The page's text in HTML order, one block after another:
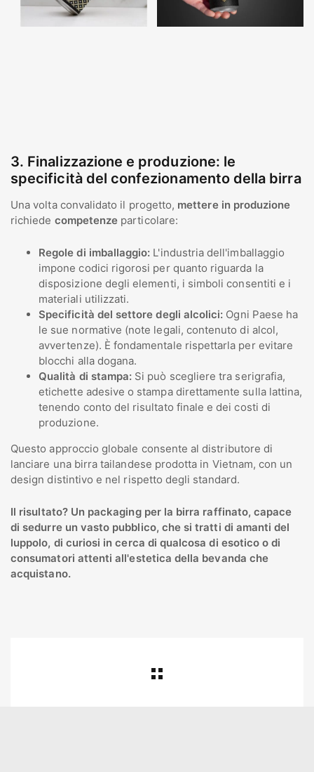
3. Finalizzazione e produzione: le
specificità del confezionamento della birra
Una volta convalidato il progetto, mettere in produzione
richiede competenze particolare:
Regole di imballaggio: L'industria dell'imballaggio
impone codici rigorosi per quanto riguarda la
disposizione degli elementi, i simboli consentiti e i
materiali utilizzati.
Specificità del settore degli alcolici: Ogni Paese ha
le sue normative (note legali, contenuto di alcol,
avvertenze). È fondamentale rispettarla per evitare
blocchi alla dogana.
Qualità di stampa: Si può scegliere tra serigrafia,
etichette adesive o stampa direttamente sulla lattina,
tenendo conto del risultato finale e dei costi di
produzione.
Questo approccio globale consente al distributore di
lanciare una birra tailandese prodotta in Vietnam, con un
design distintivo e nel rispetto degli standard.
Il risultato? Un packaging per la birra raffinato, capace
di sedurre un vasto pubblico, che si tratti di amanti del
luppolo, di curiosi in cerca di qualcosa di esotico o di
consumatori attenti all'estetica della bevanda che
acquistano.